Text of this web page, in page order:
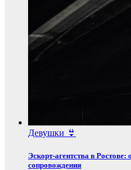
Девушки 👙
Эскорт‑агентства в
сопровождения